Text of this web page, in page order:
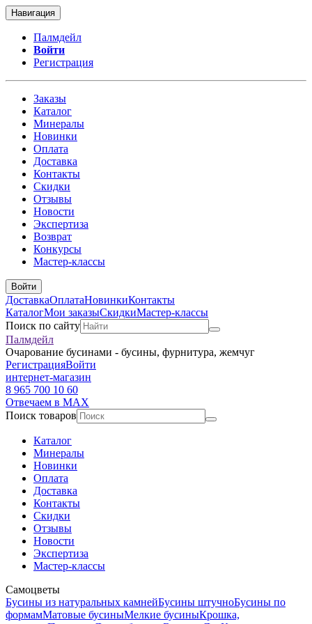
Навигация
Палмдейл
Войти
Регистрация
Заказы
Каталог
Минералы
Новинки
Оплата
Доставка
Контакты
Скидки
Отзывы
Новости
Экспертиза
Возврат
Конкурсы
Мастер-классы
Войти
ДоставкаОплатаНовинкиКонтакты
КаталогМои заказыСкидкиМастер-классы
Поиск по сайту
Палмдейл
Очарование бусинами - бусины, фурнитура, жемчуг
РегистрацияВойти
интернет-магазин
8 965 700 10 60
Отвечаем в MAX
Поиск товаров
Каталог
Минералы
Новинки
Оплата
Доставка
Контакты
Скидки
Отзывы
Новости
Экспертиза
Мастер-классы
Самоцветы
Бусины из натуральных камнейБусины штучноБусины по
формамМатовые бусиныМелкие бусиныКрошка,